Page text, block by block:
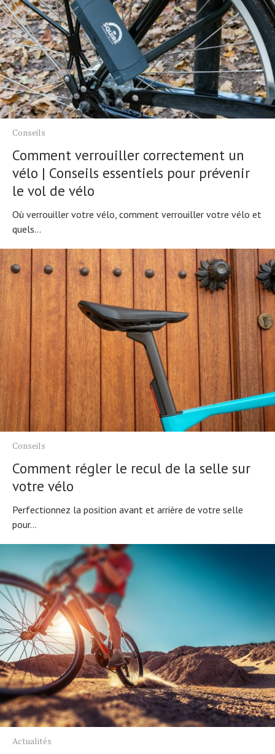
Conseils
Comment verrouiller correctement un
vélo | Conseils essentiels pour prévenir
le vol de vélo
Où verrouiller votre vélo, comment verrouiller votre vélo et
quels...
Conseils
Comment régler le recul de la selle sur
votre vélo
Perfectionnez la position avant et arrière de votre selle
pour...
Actualités